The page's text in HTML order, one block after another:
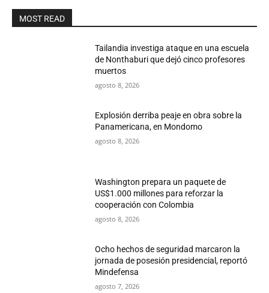
MOST READ
Tailandia investiga ataque en una escuela
de Nonthaburi que dejó cinco profesores
muertos
agosto 8, 2026
Explosión derriba peaje en obra sobre la
Panamericana, en Mondomo
agosto 8, 2026
Washington prepara un paquete de
US$1.000 millones para reforzar la
cooperación con Colombia
agosto 8, 2026
Ocho hechos de seguridad marcaron la
jornada de posesión presidencial, reportó
Mindefensa
agosto 7, 2026